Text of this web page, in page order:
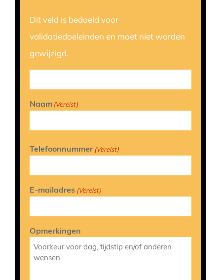
Dit veld is bedoeld voor
validatiedoeleinden en moet niet worden
gewijzigd.
Naam (Vereist)
Telefoonnummer (Vereist)
E-mailadres (Vereist)
Opmerkingen